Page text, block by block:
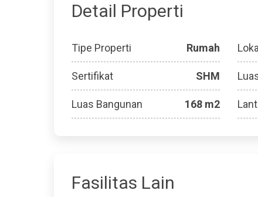
Detail Properti
Tipe Properti Rumah
Sertifikat SHM
Luas Bangunan 168 m2
Fasilitas Lain